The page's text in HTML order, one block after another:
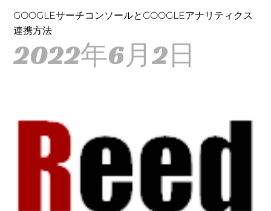
GOOGLEサーチコンソールとGOOGLEアナリティクス
連携方法
2022年6月2日